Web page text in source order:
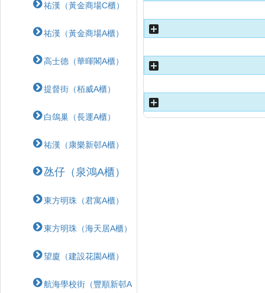
祐漢（黃金商場C櫃）
祐漢（黃金商場A櫃）
高士德（華暉閣A櫃）
提督街（栢威A櫃）
白鴿巢（長運A櫃）
祐漢（康樂新邨A櫃）
氹仔（泉鴻A櫃）
東方明珠（君寓A櫃）
東方明珠（海天居A櫃）
望廈（建設花園A櫃）
航海學校街（豐順新邨A